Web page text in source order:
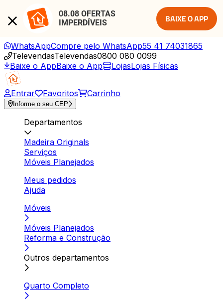
08.08 OFERTAS
IMPERDÍVEIS
BAIXE O APP
WhatsAppCompre pelo WhatsApp55 41 74031865
TelevendasTelevendas0800 080 0099
Baixe o AppBaixe o App LojasLojas Físicas
Entrar Favoritos Carrinho
Informe o seu CEP
Departamentos
Madeira Originals
Serviços
Móveis Planejados
Meus pedidos
Ajuda
Móveis
Móveis Planejados
Reforma e Construção
Outros departamentos
Quarto Completo